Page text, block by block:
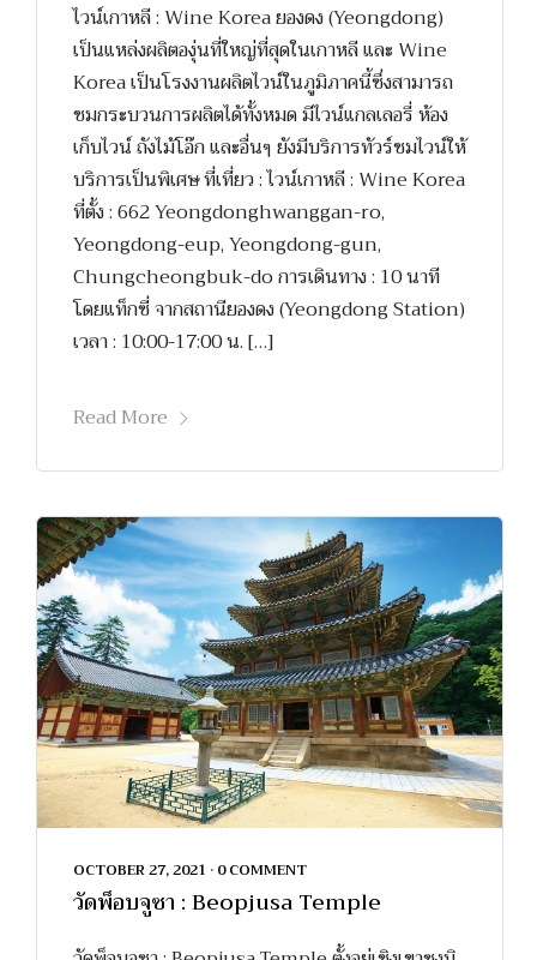
ไวน์เกาหลี : Wine Korea ยองดง (Yeongdong)
เป็นแหล่งผลิตองุ่นที่ใหญ่ที่สุดในเกาหลี และ Wine
Korea เป็นโรงงานผลิตไวน์ในภูมิภาคนี้ซึ่งสามารถ
ชมกระบวนการผลิตได้ทั้งหมด มีไวน์แกลเลอรี่ ห้อง
เก็บไวน์ ถังไม้โอ๊ก และอื่นๆ ยังมีบริการทัวร์ชมไวน์ให้
บริการเป็นพิเศษ ที่เที่ยว : ไวน์เกาหลี : Wine Korea
ที่ตั้ง : 662 Yeongdonghwanggan-ro,
Yeongdong-eup, Yeongdong-gun,
Chungcheongbuk-do การเดินทาง : 10 นาที
โดยแท็กซี่ จากสถานียองดง (Yeongdong Station)
เวลา : 10:00-17:00 น. […]
Read More
OCTOBER 27, 2021 • 0 COMMENT
วัดพ็อบจูซา : Beopjusa Temple